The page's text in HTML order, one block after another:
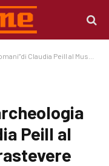
Peill al Museo di Roma in Trastevere
Peill al